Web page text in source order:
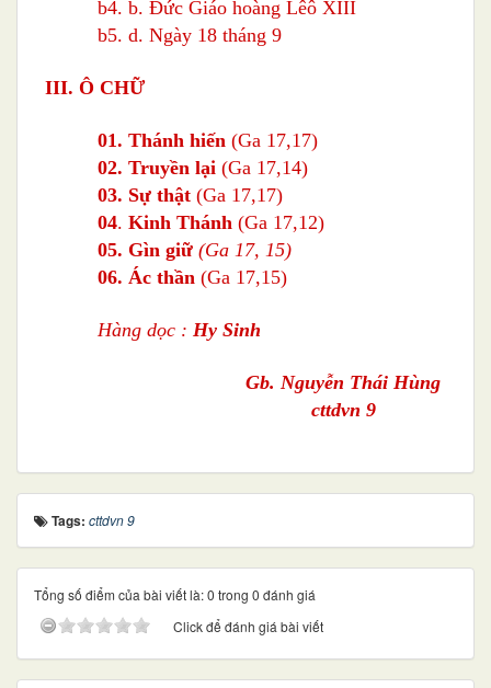
b4. b. Đức Giáo hoàng Lêô XIII
b5. d. Ngày 18 tháng 9
III. Ô CHỮ
01. Thánh hiến (Ga 17,17)
02. Truyền lại (Ga 17,14)
03. Sự thật (Ga 17,17)
04. Kinh Thánh (Ga 17,12)
05. Gìn giữ (Ga 17, 15)
06. Ác thần (Ga 17,15)
Hàng dọc : Hy Sinh
Gb. Nguyễn Thái Hùng
cttdvn 9
Tags: cttdvn 9
Tổng số điểm của bài viết là: 0 trong 0 đánh giá
Click để đánh giá bài viết